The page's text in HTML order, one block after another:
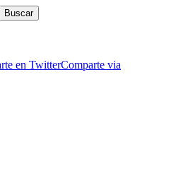
Buscar
en TwitterComparte via